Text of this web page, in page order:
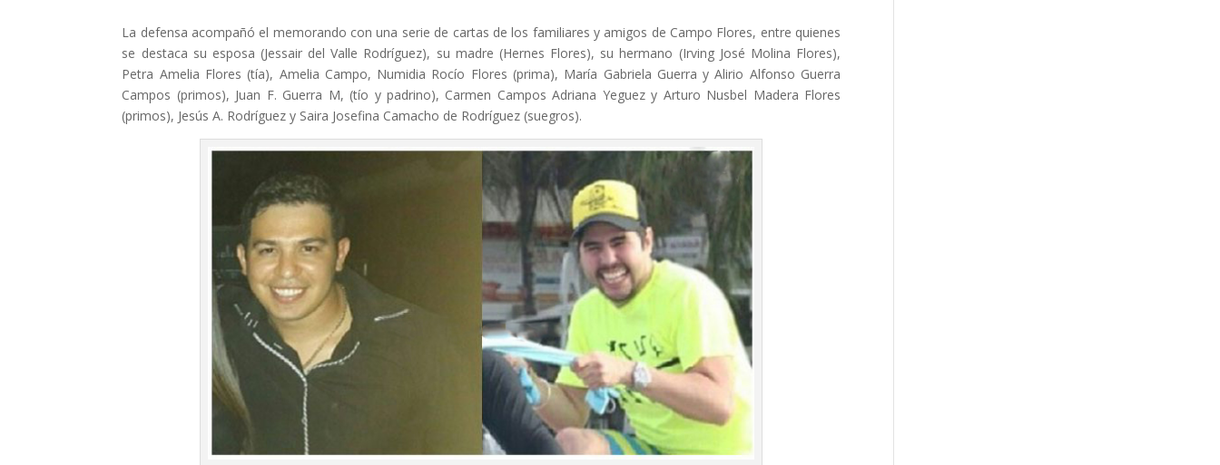
La defensa acompañó el memorando con una serie de cartas de los familiares y amigos de Campo Flores, entre quienes
se destaca su esposa (Jessair del Valle Rodríguez), su madre (Hernes Flores), su hermano (Irving José Molina Flores),
Petra Amelia Flores (tía), Amelia Campo, Numidia Rocío Flores (prima), María Gabriela Guerra y Alirio Alfonso Guerra
Campos (primos), Juan F. Guerra M, (tío y padrino), Carmen Campos Adriana Yeguez y Arturo Nusbel Madera Flores
(primos), Jesús A. Rodríguez y Saira Josefina Camacho de Rodríguez (suegros).